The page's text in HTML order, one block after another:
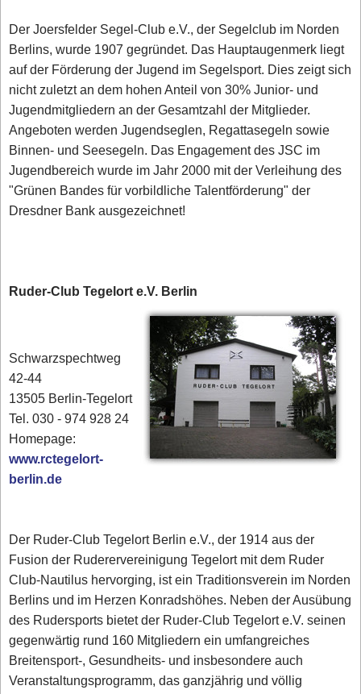
Der Joersfelder Segel-Club e.V., der Segelclub im Norden
Berlins, wurde 1907 gegründet. Das Hauptaugenmerk liegt
auf der Förderung der Jugend im Segelsport. Dies zeigt sich
nicht zuletzt an dem hohen Anteil von 30% Junior- und
Jugendmitgliedern an der Gesamtzahl der Mitglieder.
Angeboten werden Jugendseglen, Regattasegeln sowie
Binnen- und Seesegeln. Das Engagement des JSC im
Jugendbereich wurde im Jahr 2000 mit der Verleihung des
"Grünen Bandes für vorbildliche Talentförderung" der
Dresdner Bank ausgezeichnet!
Ruder-Club Tegelort e.V. Berlin
Schwarzspechtweg
42-44
13505 Berlin-Tegelort
Tel. 030 - 974 928 24
Homepage:
www.rctegelort-
berlin.de
Der Ruder-Club Tegelort Berlin e.V., der 1914 aus der
Fusion der Ruderervereinigung Tegelort mit dem Ruder
Club-Nautilus hervorging, ist ein Traditionsverein im Norden
Berlins und im Herzen Konradshöhes. Neben der Ausübung
des Rudersports bietet der Ruder-Club Tegelort e.V. seinen
gegenwärtig rund 160 Mitgliedern ein umfangreiches
Breitensport-, Gesundheits- und insbesondere auch
Veranstaltungsprogramm, das ganzjährig und völlig